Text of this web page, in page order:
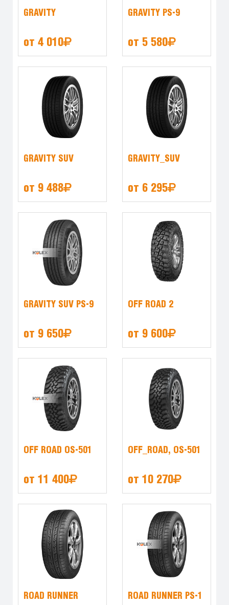
GRAVITY
от 4 010
GRAVITY PS-9
от 5 580
GRAVITY SUV
от 9 488
GRAVITY_SUV
от 6 295
GRAVITY SUV PS-9
от 9 650
OFF ROAD 2
от 9 600
OFF ROAD OS-501
от 11 400
OFF_ROAD, OS-501
от 10 270
ROAD RUNNER ROAD RUNNER PS-1